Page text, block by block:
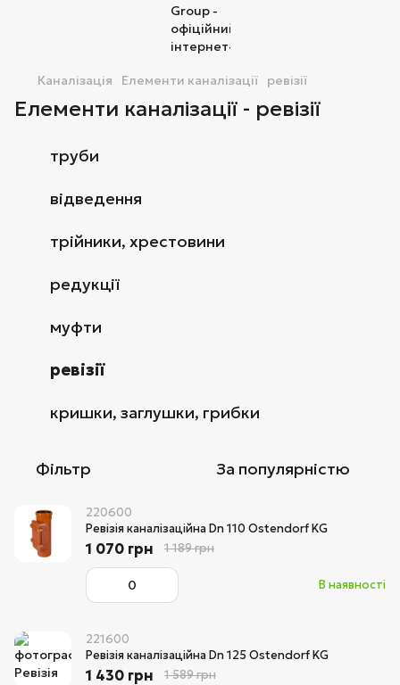
Каналізація Елементи каналізації ревізії
Елементи каналізації - ревізії
труби
відведення
трійники, хрестовини
редукції
муфти
ревізії
кришки, заглушки, грибки
Фільтр За популярністю
220600
Ревізія каналізаційна Dn 110 Ostendorf KG
В наявності
1 070 грн 1 189 грн
221600
Ревізія каналізаційна Dn 125 Ostendorf KG
1 430 грн 1 589 грн